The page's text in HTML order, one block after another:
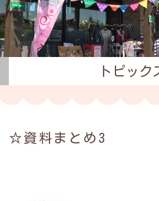
トピック
☆資料まとめ3